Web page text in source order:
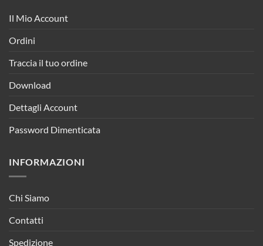
Il Mio Account
Ordini
Traccia il tuo ordine
Download
Dettagli Account
Password Dimenticata
INFORMAZIONI
Chi Siamo
Contatti
Spedizione